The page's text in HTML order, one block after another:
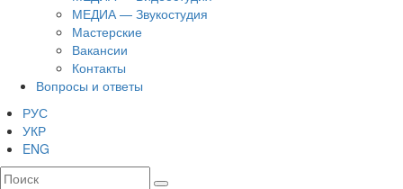
МЕДИА — Звукостудия
Мастерские
Вакансии
Контакты
Вопросы и ответы
РУС
УКР
ENG